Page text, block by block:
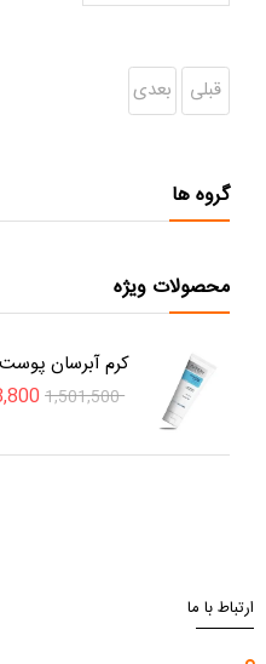
قبلی بعدی
گروه ها
محصولات ویژه
کرم آبرسان پوست
1,501,500
ارتباط با ما